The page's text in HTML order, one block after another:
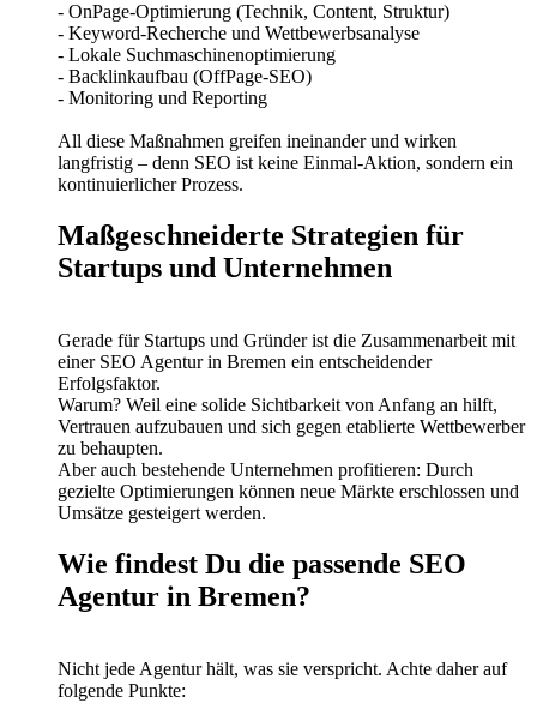
- OnPage-Optimierung (Technik, Content, Struktur)
- Keyword-Recherche und Wettbewerbsanalyse
- Lokale Suchmaschinenoptimierung
- Backlinkaufbau (OffPage-SEO)
- Monitoring und Reporting
All diese Maßnahmen greifen ineinander und wirken
langfristig – denn SEO ist keine Einmal-Aktion, sondern ein
kontinuierlicher Prozess.
Maßgeschneiderte Strategien für
Startups und Unternehmen
Gerade für Startups und Gründer ist die Zusammenarbeit mit
einer SEO Agentur in Bremen ein entscheidender
Erfolgsfaktor.
Warum? Weil eine solide Sichtbarkeit von Anfang an hilft,
Vertrauen aufzubauen und sich gegen etablierte Wettbewerber
zu behaupten.
Aber auch bestehende Unternehmen profitieren: Durch
gezielte Optimierungen können neue Märkte erschlossen und
Umsätze gesteigert werden.
Wie findest Du die passende SEO
Agentur in Bremen?
Nicht jede Agentur hält, was sie verspricht. Achte daher auf
folgende Punkte: